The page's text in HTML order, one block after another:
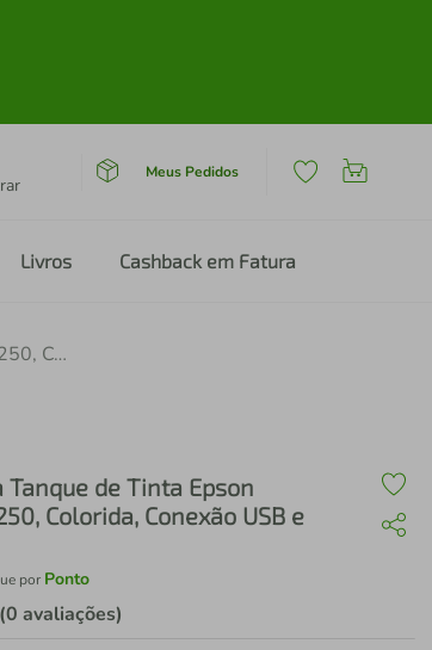
Meus Pedidos
Livros Cashback em Fatura
Impressora Tanque de Tinta Epson EcoTank L1250, Colorida, Conexão USB e Wi-FI
de Tinta Epson
Colorida, Conexão USB e
por Ponto
(0 avaliações)